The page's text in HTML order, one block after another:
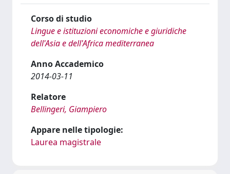
Corso di studio
Lingue e istituzioni economiche e giuridiche
dell'Asia e dell'Africa mediterranea
Anno Accademico
2014-03-11
Relatore
Bellingeri, Giampiero
Appare nelle tipologie:
Laurea magistrale